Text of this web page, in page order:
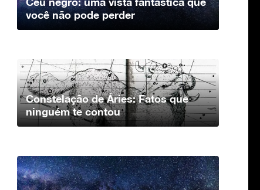
você não pode perder
Constelação de Áries: Fatos que
ninguém te contou